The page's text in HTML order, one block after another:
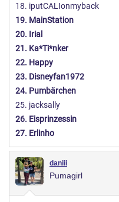
18. iputCALIonmyback
19. MainStation
20. Irial
21. Ka*Ti*nker
22. Happy
23. Disneyfan1972
24. Pumbärchen
25. jacksally
26. Eisprinzessin
27. Erlinho
daniii
Pumagirl